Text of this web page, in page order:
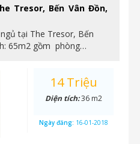
Tresor, Bến Vân Đồn,
tại The Tresor, Bến
65m2 gồm phòng…
14 Triệu
Diện tích:36 m2
Ngày đăng: 16-01-2018